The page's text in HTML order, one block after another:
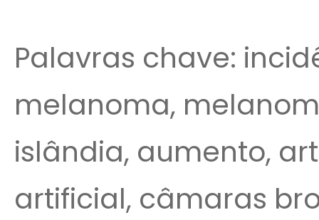
Palavras chave:
melanoma,
islândia, aumento,
artificial, câmaras